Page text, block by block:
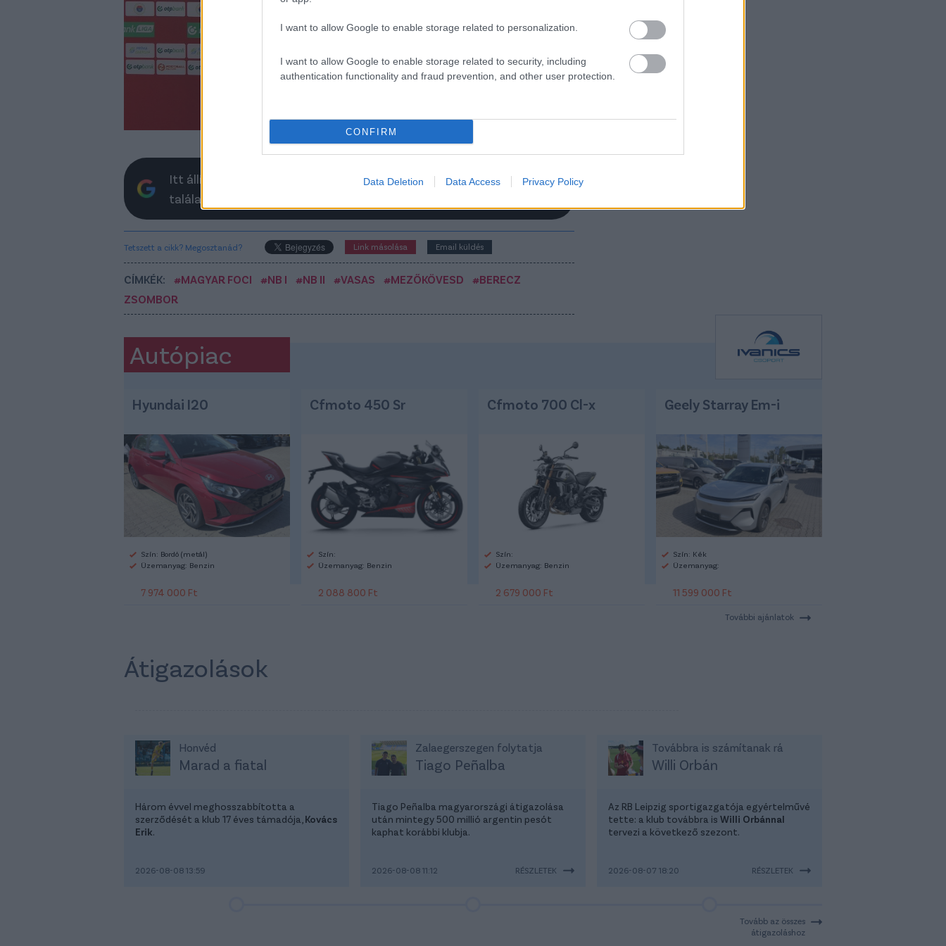
I want to allow Google to enable storage related to personalization.
I want to allow Google to enable storage related to security, including
authentication functionality and fraud prevention, and other user protection.
CONFIRM
Data Deletion Data Access Privacy Policy
Itt állíthatod be, hogy a Csakfoci az elsők között legyen a Google-
találatokban
Tetszett a cikk? Megosztanád? Link másolása Email küldés
CÍMKÉK: #MAGYAR FOCI #NB I #NB II #VASAS #MEZŐKÖVESD
#BERECZ
ZSOMBOR
Autópiac
Hyundai I20
Szín: Bordó (metál)
Üzemanyag: Benzin
7 974 000 Ft
Cfmoto 450 Sr
Szín:
Üzemanyag: Benzin
2 088 800 Ft
Cfmoto 700 Cl-x
Szín:
Üzemanyag: Benzin
2 679 000 Ft
Geely Starray Em-i
Szín: Kék
Üzemanyag:
11 599 000 Ft
További ajánlatok
Átigazolások
Honvéd
Marad a fiatal
Három évvel meghosszabbította a
szerződését a klub 17 éves támadója, Kovács
Erik.
2026-08-08 13:59
Zalaegerszegen folytatja
Tiago Peñalba
Tiago Peñalba magyarországi átigazolása
után mintegy 500 millió argentin pesót
kaphat korábbi klubja.
2026-08-08 11:12 RÉSZLETEK
Továbbra is számítanak rá
Willi Orbán
Az RB Leipzig sportigazgatója egyértelművé
tette: a klub továbbra is Willi Orbánnal
tervezi a következő szezont.
2026-08-07 18:20 RÉSZLETEK
Tovább az összes
átigazoláshoz